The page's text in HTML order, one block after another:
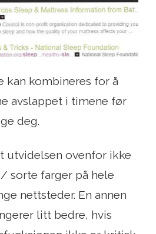
kan kombineres for å
avslappet i timene før
deg.
utvidelsen ovenfor ikke
sorte farger på hele
nettsteder. En annen
litt bedre, hvis